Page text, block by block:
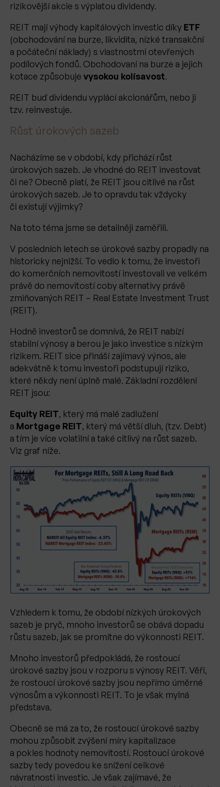
rizikovější akcie s výplatou dividendy.
REIT mají výhody kapitálových investic díky ETF
(obchodování na burze, likvidita, nízké transakční
a počáteční náklady) s vlastnostmi otevřených
podílových fondů. Obchodovaní na burze a jejich
kotace způsobuje vysokou kolísavost.
REIT buď dividendu vyplácí akcionářům, nebo ji
tzv. reinvestuje.
Růst úrokových sazeb
Nacházíme se v období, kdy přichází růst
úrokových sazeb. Je vhodné do REIT investovat
či ne? Obecně platí, že REIT jsou citlivé na růst
úrokových sazeb. Je to opravdu tak vždycky
či existují výjimky?
Na toto téma jsme se detailněji zaměřili.
V posledních letech se úrokové sazby propadly na
historicky nejnižší. To vedlo k tomu, že investoři
do komerčních nemovitostí investovali ve velkém
právě do nemovitostí coby alternativy právě
zmiňovaných REIT – Real Estate Investment Trust
(REIT).
Hodně investorů se domnívá, že REIT nabízí
stabilní výnosy a berou je jako investice s nízkým
rizikem. REIT sice přináší zajímavý výnos, ale
adekvátně k tomu investoři podstupují riziko,
které někdy není úplně malé. Základní rozdělení
REIT jsou:
Equity REIT, který má malé zadlužení
a Mortgage REIT, který má větší dluh, (tzv. Debt)
a tím je více volatilní a také citlivý na růst sazeb.
Viz graf níže.
Vzhledem k tomu, že období nízkých úrokových
sazeb je pryč, mnoho investorů se obává dopadu
růstu sazeb, jak se promítne do výkonnosti REIT.
Mnoho investorů předpokládá, že rostoucí
úrokové sazby jsou v rozporu s výnosy REIT. Věří,
že rostoucí úrokové sazby jsou nepřímo úměrné
výnosům a výkonnosti REIT. To je však mylná
představa.
Obecně se má za to, že rostoucí úrokové sazby
mohou způsobit zvýšení míry kapitalizace
a pokles hodnoty nemovitostí. Rostoucí úrokové
sazby tedy povedou ke snížení celkové
návratnosti investic. Je však zajímavé, že